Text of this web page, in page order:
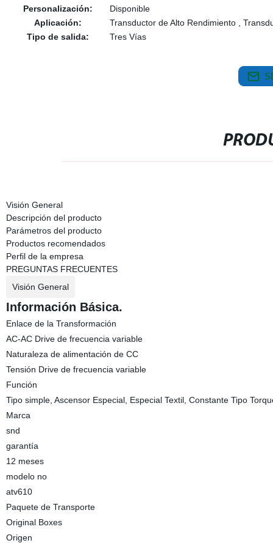
Personalización:
Disponible
Aplicación:
Transductor de Alto Rendimiento ,
Tipo de salida:
Tres Vías
Visión General
Descripción del producto
Parámetros del producto
Productos recomendados
Perfil de la empresa
PREGUNTAS FRECUENTES
Visión General
Información Básica.
Enlace de la Transformación
AC-AC Drive de frecuencia variable
Naturaleza de alimentación de CC
Tensión Drive de frecuencia variable
Función
Tipo simple, Ascensor Especial, Especial Textil, Constante Tipo
Marca
snd
garantía
12 meses
modelo no
atv610
Paquete de Transporte
Original Boxes
Origen